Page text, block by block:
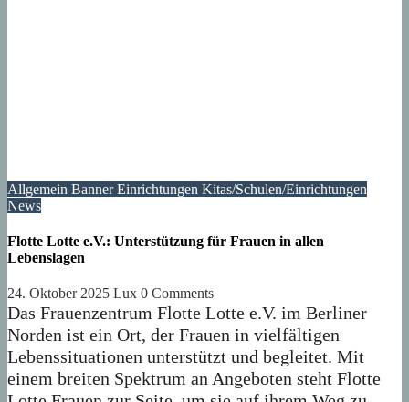
Allgemein BannerEinrichtungen Kitas/Schulen/Einrichtungen
News
Flotte Lotte e.V.: Unterstützung für Frauen in allen
Lebenslagen
24. Oktober 2025 Lux 0 Comments
Das Frauenzentrum Flotte Lotte e.V. im Berliner
Norden ist ein Ort, der Frauen in vielfältigen
Lebenssituationen unterstützt und begleitet. Mit
einem breiten Spektrum an Angeboten steht Flotte